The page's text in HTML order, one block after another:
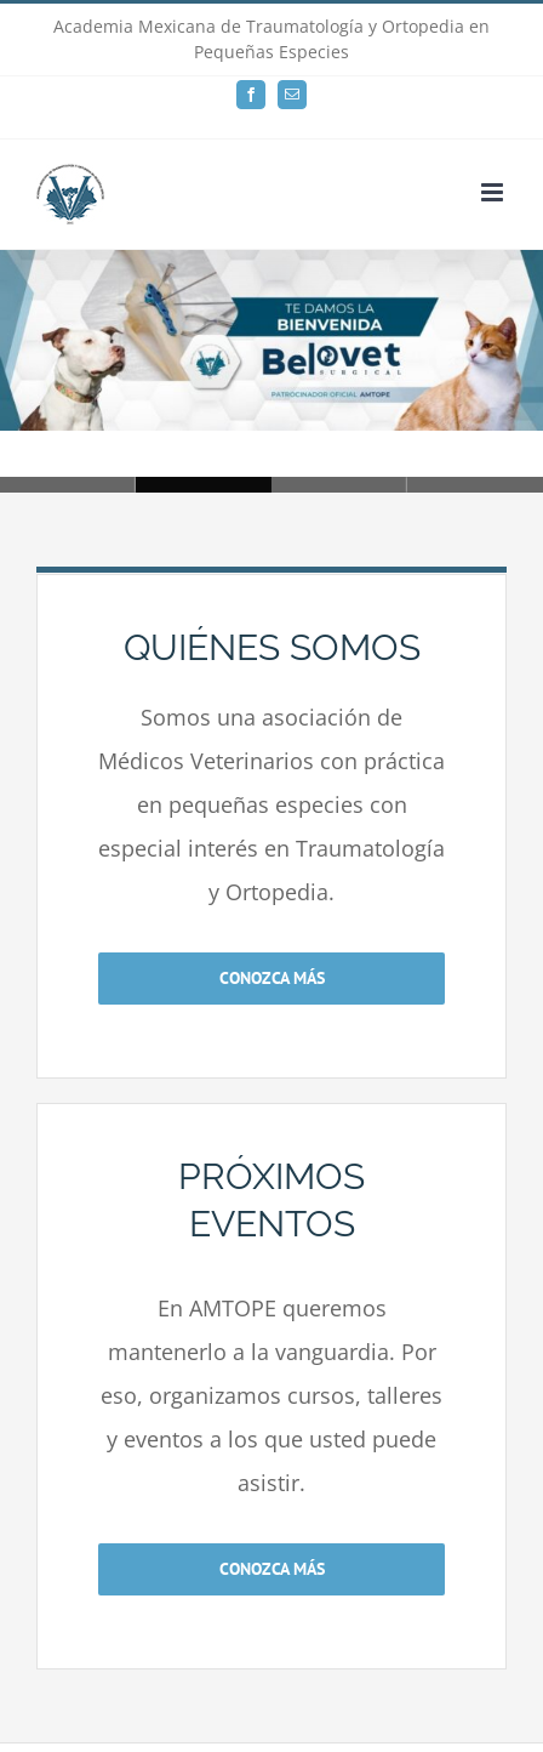
Academia Mexicana de Traumatología y Ortopedia en
Pequeñas Especies
FacebookEmail
Loading...
QUIÉNES SOMOS
Somos una asociación de
Médicos Veterinarios con práctica
en pequeñas especies con
especial interés en Traumatología
y Ortopedia.
CONOZCA MÁS
PRÓXIMOS
EVENTOS
En AMTOPE queremos
mantenerlo a la vanguardia. Por
eso, organizamos cursos, talleres
y eventos a los que usted puede
asistir.
CONOZCA MÁS